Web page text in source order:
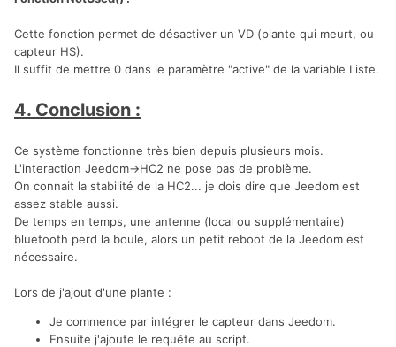
Cette fonction permet de désactiver un VD (plante qui meurt, ou
capteur HS).
Il suffit de mettre 0 dans le paramètre "active" de la variable Liste.
4. Conclusion :
Ce système fonctionne très bien depuis plusieurs mois.
L'interaction Jeedom->HC2 ne pose pas de problème.
On connait la stabilité de la HC2... je dois dire que Jeedom est
assez stable aussi.
De temps en temps, une antenne (local ou supplémentaire)
bluetooth perd la boule, alors un petit reboot de la Jeedom est
nécessaire.
Lors de j'ajout d'une plante :
Je commence par intégrer le capteur dans Jeedom.
Ensuite j'ajoute le requête au script.